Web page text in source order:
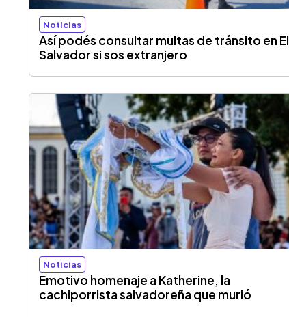
Noticias
Así podés consultar multas de tránsito en El
Salvador si sos extranjero
Noticias
Emotivo homenaje a Katherine, la
cachiporrista salvadoreña que murió